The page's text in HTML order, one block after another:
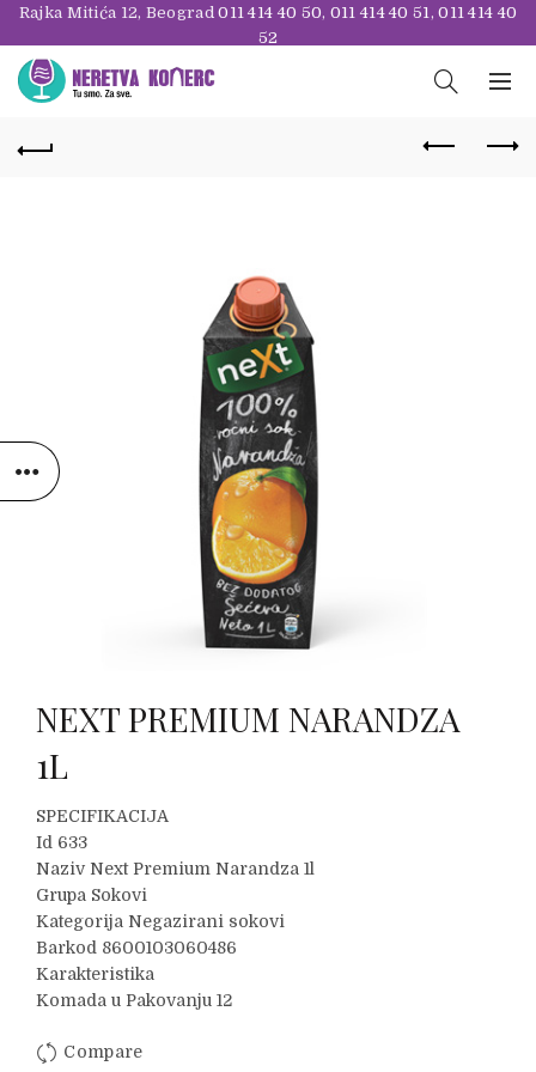
Rajka Mitića 12, Beograd011 414 40 50, 011 414 40 51,011 414 40
52
NEXT PREMIUM NARANDZA
1L
SPECIFIKACIJA
Id 633
Naziv Next Premium Narandza 1l
Grupa Sokovi
Kategorija Negazirani sokovi
Barkod 8600103060486
Karakteristika
Komada u Pakovanju 12
Compare